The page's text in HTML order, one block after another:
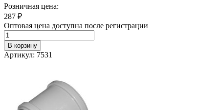
Розничная цена:
287 ₽
Оптовая цена доступна после регистрации
В корзину
Артикул: 7531